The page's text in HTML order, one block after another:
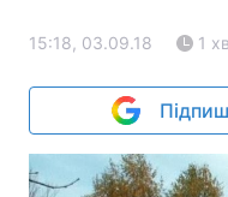
15:18, 03.09.18 1